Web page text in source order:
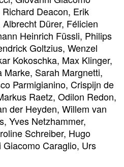
Deacon, Erik
Dürer, Félicien
Heinrich Füssli, Philips
Goltzius, Wenzel
Kokoschka, Max Klinger,
Marke, Sarah Margnetti,
Parmigianino, Crispijn de
Raetz, Odilon Redon,
der Heyden, Willem van
Yves Netzhammer,
Schreiber, Hugo
Caraglio, Urs